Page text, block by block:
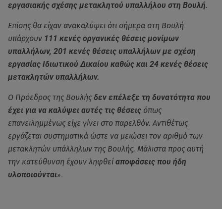
εργασιακής σχέσης μετακλητού υπαλλήλου στη Βουλή.
Επίσης θα είχαν ανακαλύψει ότι σήμερα στη Βουλή
υπάρχουν 111 κενές οργανικές θέσεις μονίμων
υπαλλήλων, 201 κενές θέσεις υπαλλήλων με σχέση
εργασίας Ιδιωτικού Δικαίου καθώς και 24 κενές θέσεις
μετακλητών υπαλλήλων.
Ο Πρόεδρος της Βουλής δεν επέλεξε τη δυνατότητα που
έχει για να καλύψει αυτές τις θέσεις όπως
επανειλημμένως είχε γίνει στο παρελθόν. Αντιθέτως
εργάζεται συστηματικά ώστε να μειώσει τον αριθμό των
μετακλητών υπάλληλων της Βουλής. Μάλιστα προς αυτή
την κατεύθυνση έχουν ληφθεί αποφάσεις που ήδη
υλοποιούνται».